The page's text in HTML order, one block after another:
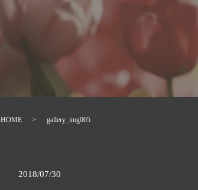
HOME gallery_img005
2018/07/30